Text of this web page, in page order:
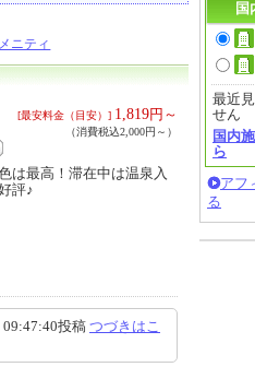
ニティ
[最安料金（目安）] 1,819円～
（消費税込2,000円～）
は最高！滞在中は温泉入
評♪
投稿 つづきはこ
国
最近
せん
国内
ら
アフ
る